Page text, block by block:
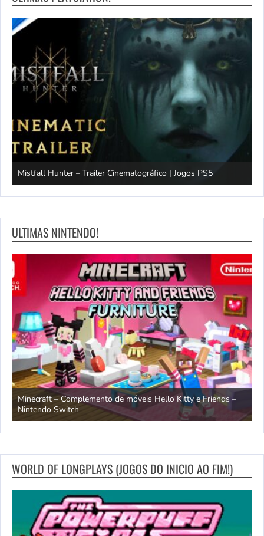
Mistfall Hunter – Trailer Cinematográfico | Jogos PS5
ULTIMAS NINTENDO!
Minecraft – Complemento de móveis Hello Kitty e Friends –
Nintendo Switch
WORLD OF LONGPLAYS (JOGOS DO INICIO AO FIM!)